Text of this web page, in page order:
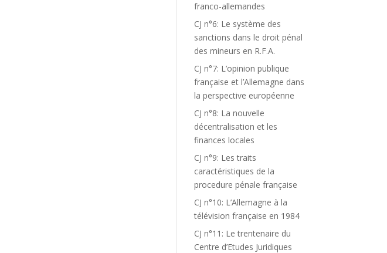
franco-allemandes
CJ n°6: Le système des
sanctions dans le droit pénal
des mineurs en R.F.A.
CJ n°7: L’opinion publique
française et l’Allemagne dans
la perspective européenne
CJ n°8: La nouvelle
décentralisation et les
finances locales
CJ n°9: Les traits
caractéristiques de la
procedure pénale française
CJ n°10: L’Allemagne à la
télévision française en 1984
CJ n°11: Le trentenaire du
Centre d’Etudes Juridiques